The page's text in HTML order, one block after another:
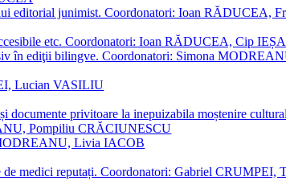
editorial junimist. Coordonatori: Ioan RĂDUCEA,
etc. Coordonatori: Ioan RĂDUCEA, Cip
în ediţii bilingve. Coordonatori: Simona
Lucian VASILIU
documente privitoare la inepuizabila moștenire
Pompiliu CRĂCIUNESCU
Livia IACOB
de medici reputați. Coordonatori: Gabriel CRUMPEI,